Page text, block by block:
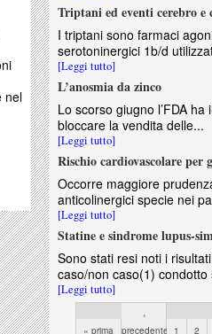
nel
Triptani ed eventi cerebro e
I triptani sono farmaci
serotoninergici 1b/d
[Leggi tutto]
L’anosmia da zinco
Lo scorso giugno l’FDA
bloccare la vendita delle...
[Leggi tutto]
Rischio cardiovascolare
Occorre maggiore
anticolinergici specie nei
[Leggi tutto]
Statine e sindrome lupus-
Sono stati resi noti i
caso/non caso(1) condotto
[Leggi tutto]
« prima
‹
precedente
1 2